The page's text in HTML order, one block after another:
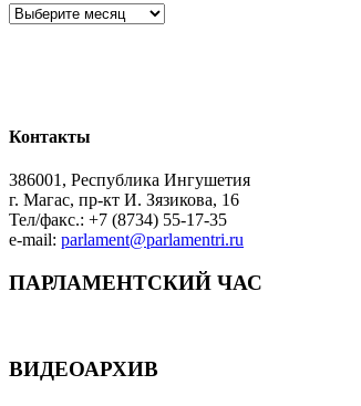
Архив
Контакты
386001, Республика Ингушетия
г. Магас, пр-кт И. Зязикова, 16
Тел/факс.: +7 (8734) 55-17-35
e-mail: parlament@parlamentri.ru
ПАРЛАМЕНТСКИЙ ЧАС
ВИДЕОАРХИВ